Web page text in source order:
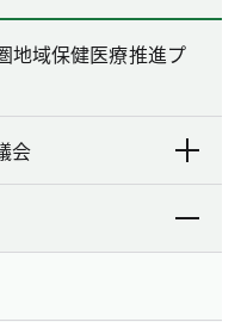
地域保健医療推進プ
会